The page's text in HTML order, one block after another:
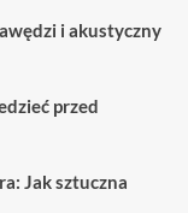
i akustyczny
przed
Jak sztuczna